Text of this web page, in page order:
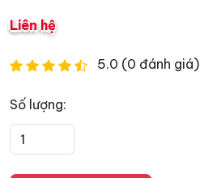
Liên hệ
5.0 (0 đánh giá)
Số lượng: